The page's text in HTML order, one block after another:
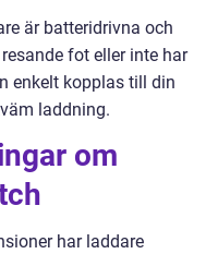
är batteridrivna och
fot eller inte har
enkelt kopplas till din
laddning.
om
har laddare